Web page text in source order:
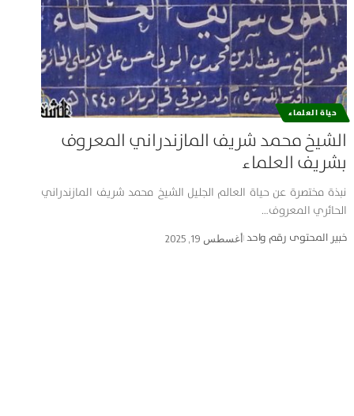
حياة العلماء
الشيخ محمد شريف المازندراني المعروف
بشريف العلماء
نبذة مختصرة عن حياة العالم الجليل الشيخ محمد شريف المازندراني
الحائري المعروف…
خبير المحتوى رقم واحد أغسطس 19, 2025